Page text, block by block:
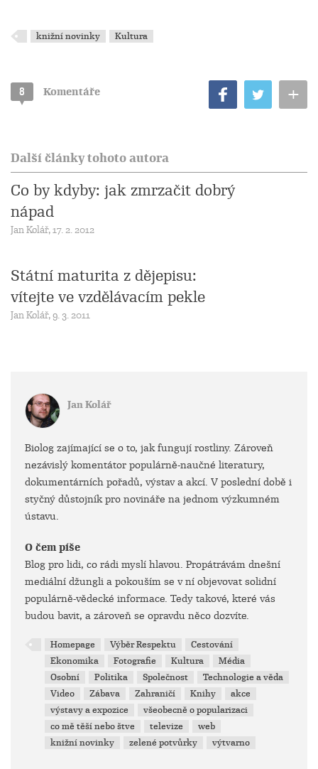
knižní novinky Kultura
8 Komentáře +
Další články tohoto autora
Co by kdyby: jak zmrzačit dobrý
nápad
Jan Kolář, 17. 2. 2012
Státní maturita z dějepisu:
vítejte ve vzdělávacím pekle
Jan Kolář, 9. 3. 2011
Jan Kolář
Biolog zajímající se o to, jak fungují rostliny. Zároveň
nezávislý komentátor populárně-naučné literatury,
dokumentárních pořadů, výstav a akcí. V poslední době i
styčný důstojník pro novináře na jednom výzkumném
ústavu.
O čem píše
Blog pro lidi, co rádi myslí hlavou. Propátrávám dnešní
mediální džungli a pokouším se v ní objevovat solidní
populárně-vědecké informace. Tedy takové, které vás
budou bavit, a zároveň se opravdu něco dozvíte.
Homepage Výběr Respektu
Cestování
Ekonomika
Fotografie Kultura
Média
Osobní
Politika Společnost
Technologie a věda
Video
Zábava Zahraničí Knihy
akce
výstavy a expozice
všeobecně o popularizaci
co mě těší nebo štve
televize
web
knižní novinky
zelené potvůrky výtvarno